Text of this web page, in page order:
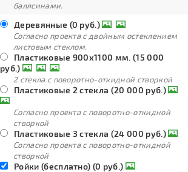
балясинами.
Деревянные (0 руб.)
Согласно проекта с двойным остеклением
листовым стеклом.
Пластиковые 900х1100 мм. (15 000
руб.)
2 стекла с поворотно-откидной створкой
Пластиковые 2 стекла (20 000 руб.)
Согласно проекта с поворотно-откидной
створкой
Пластиковые 3 стекла (24 000 руб.)
Согласно проекта с поворотно-откидной
створкой
Ройки (бесплатно) (0 руб.)